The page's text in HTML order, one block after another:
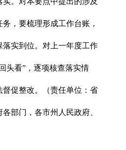
，要梳理形成工作台账，
落实到位。对上一年度工作
头看”，逐项核查落实情
督促整改。（责任单位：省
部门，各市州人民政府、